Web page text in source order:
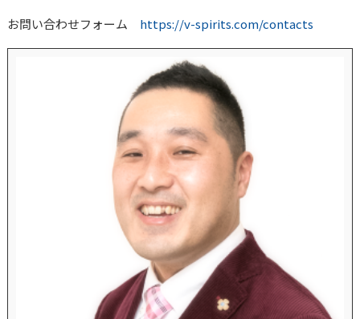
お問い合わせフォーム https://v-spirits.com/contacts